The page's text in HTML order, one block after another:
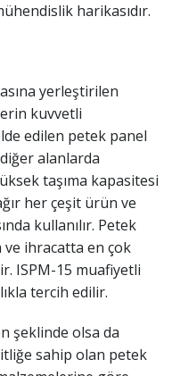
harikasıdır.
yerleştirilen
kuvvetli
edilen petek panel
alanlarda
taşıma kapasitesi
her çeşit ürün ve
kullanılır. Petek
ve ihracatta en çok
ISPM-15 muafiyetli
tercih edilir.
şeklinde olsa da
sahip olan petek